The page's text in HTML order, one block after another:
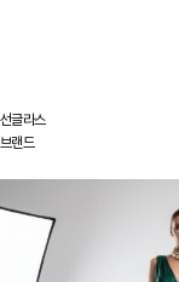
선글라스
브랜드